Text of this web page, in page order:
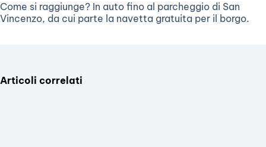
Come si raggiunge? In auto fino al parcheggio di San
Vincenzo, da cui parte la navetta gratuita per il borgo.
Articoli correlati